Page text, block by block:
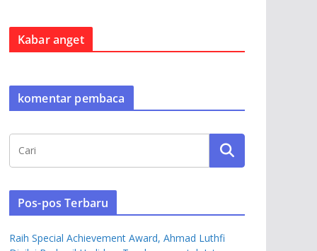
Kabar anget
komentar pembaca
Pos-pos Terbaru
Raih Special Achievement Award, Ahmad Luthfi